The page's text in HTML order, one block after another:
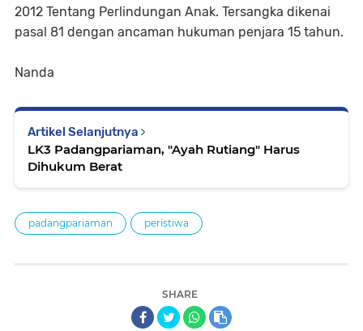
2012 Tentang Perlindungan Anak. Tersangka dikenai
pasal 81 dengan ancaman hukuman penjara 15 tahun.
Nanda
Artikel Selanjutnya
LK3 Padangpariaman, "Ayah Rutiang" Harus
Dihukum Berat
padangpariaman peristiwa
SHARE